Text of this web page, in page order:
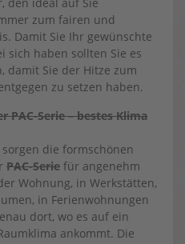
zum fairen und
Damit Sie Ihr gewünschte
sich haben sollten Sie es
damit Sie der Hitze zum
zu setzen haben.
PAC-Serie – bestes Klima
die formschönen
PAC-Serie für angenehm
Wohnung, in Werkstätten,
in Ferienwohnungen
dort, wo es auf ein
ankommt. Die